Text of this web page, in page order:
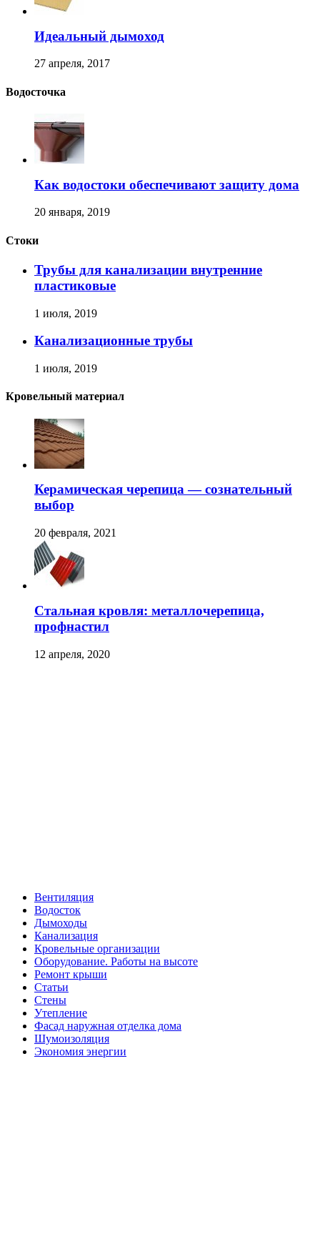
Идеальный дымоход
27 апреля, 2017
Водосточка
Как водостоки обеспечивают защиту дома
20 января, 2019
Стоки
Трубы для канализации внутренние
пластиковые
1 июля, 2019
Канализационные трубы
1 июля, 2019
Кровельный материал
Керамическая черепица — сознательный
выбор
20 февраля, 2021
Стальная кровля: металлочерепица,
профнастил
12 апреля, 2020
Вентиляция
Водосток
Дымоходы
Канализация
Кровельные организации
Оборудование. Работы на высоте
Ремонт крыши
Статьи
Стены
Утепление
Фасад наружная отделка дома
Шумоизоляция
Экономия энергии